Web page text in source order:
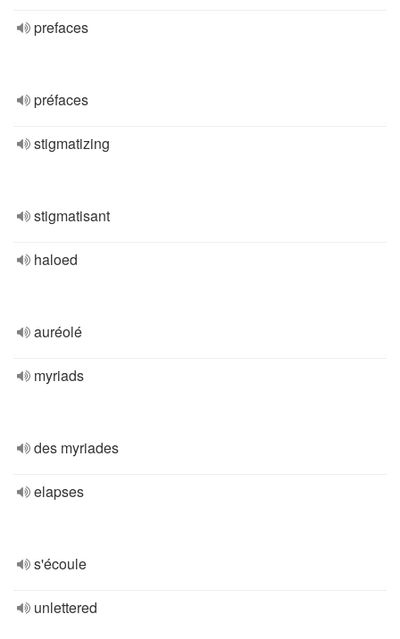
prefaces
préfaces
stigmatizing
stigmatisant
haloed
auréolé
myriads
des myriades
elapses
s'écoule
unlettered